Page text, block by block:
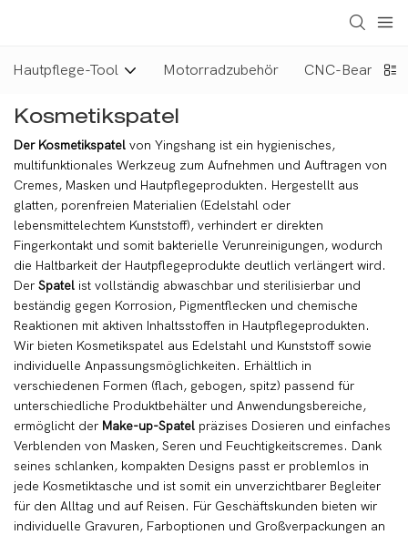
Hautpflege-Tool Motorradzubehör CNC-
Kosmetikspatel
Der Kosmetikspatel von Yingshang ist ein hygienisches,
multifunktionales Werkzeug zum Aufnehmen und Auftragen von
Cremes, Masken und Hautpflegeprodukten. Hergestellt aus
glatten, porenfreien Materialien (Edelstahl oder
lebensmittelechtem Kunststoff), verhindert er direkten
Fingerkontakt und somit bakterielle Verunreinigungen, wodurch
die Haltbarkeit der Hautpflegeprodukte deutlich verlängert wird.
Der Spatel ist vollständig abwaschbar und sterilisierbar und
beständig gegen Korrosion, Pigmentflecken und chemische
Reaktionen mit aktiven Inhaltsstoffen in Hautpflegeprodukten.
Wir bieten Kosmetikspatel aus Edelstahl und Kunststoff sowie
individuelle Anpassungsmöglichkeiten. Erhältlich in
verschiedenen Formen (flach, gebogen, spitz) passend für
unterschiedliche Produktbehälter und Anwendungsbereiche,
ermöglicht der Make-up-Spatel präzises Dosieren und einfaches
Verblenden von Masken, Seren und Feuchtigkeitscremes. Dank
seines schlanken, kompakten Designs passt er problemlos in
jede Kosmetiktasche und ist somit ein unverzichtbarer Begleiter
für den Alltag und auf Reisen. Für Geschäftskunden bieten wir
individuelle Gravuren, Farboptionen und Großverpackungen an